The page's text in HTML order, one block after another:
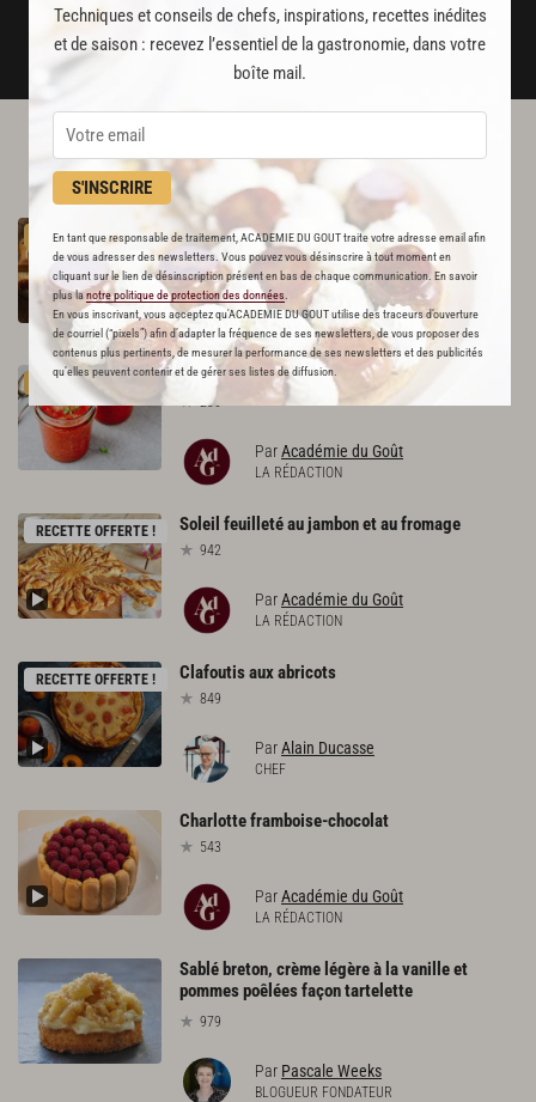
Techniques et conseils de chefs, inspirations, recettes inédites
et de saison : recevez l’essentiel de la gastronomie, dans votre
boîte mail.
S'INSCRIRE
En tant que responsable de traitement, ACADEMIE DU GOUT traite votre adresse email afin
de vous adresser des newsletters. Vous pouvez vous désinscrire à tout moment en
cliquant sur le lien de désinscription présent en bas de chaque communication. En savoir
plus lanotre politique de protection des données
En vous inscrivant, vous acceptez qu'ACADEMIE DU GOUT utilise des traceurs d’ouverture
de courriel (“pixels”) afin d’adapter la fréquence de ses newsletters, de vous proposer des
contenus plus pertinents, de mesurer la performance de ses newsletters et des publicités
qu’elles peuvent contenir et de gérer ses listes de diffusion.
DÉJÀ ABONNÉ(E) ? JE ME CONNECTE
L'ACADÉMIE DU GOÛT VOUS
RECOMMANDE
PREMIUM Sauce barbecue
338
ParGrégory Marchand
CHEF
PREMIUM Gaspacho tomate,pastèque
230
ParAcadémie du Goût
LA RÉDACTION
RECETTE OFFERTE ! Soleil feuilletéaujambonetaufromage
942
ParAcadémie du Goût
LA RÉDACTION
RECETTE OFFERTE ! Clafoutisauxabricots
849
ParAlain Ducasse
CHEF
Charlotteframboise-chocolat
543
ParAcadémie du Goût
LA RÉDACTION
Sablé breton, crème légère à la vanille et
pommes poêlées façon tartelette
979
Par Pascale Weeks
BLOGUEUR FONDATEUR